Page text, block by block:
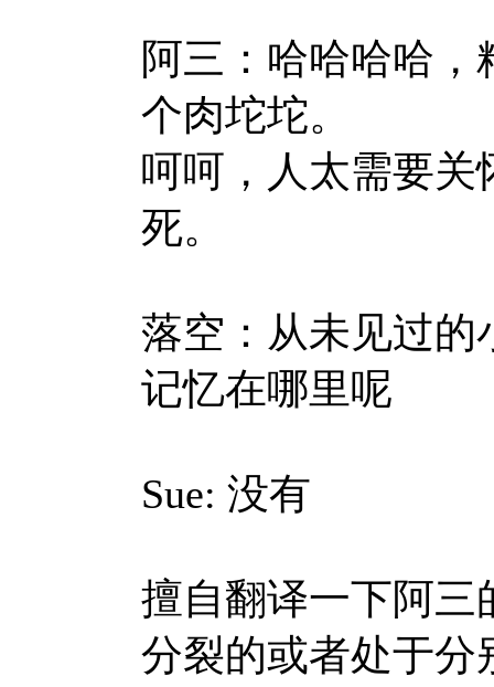
阿三：哈哈哈哈
个肉坨坨。
呵呵，人太需要关
死。
落空：从未见过的
记忆在哪里呢
Sue: 没有
擅自翻译一下阿三
分裂的或者处于分